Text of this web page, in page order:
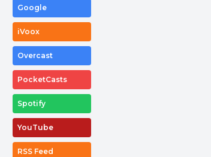
Google
iVoox
Overcast
PocketCasts
Spotify
YouTube
RSS Feed